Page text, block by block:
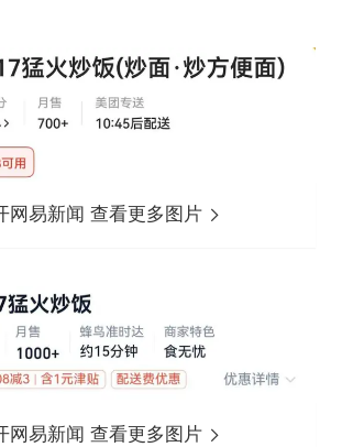
网易新闻 查看更多图片
网易新闻 查看更多图片